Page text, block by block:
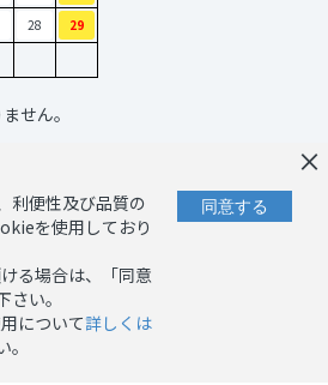
×
利便性及び品質の
を使用しており
る場合は、「同意
い。
について詳しくは
同意する
28
29
せん。
｜プライバシーポリシー
セルーポリシー ｜
ポリシー